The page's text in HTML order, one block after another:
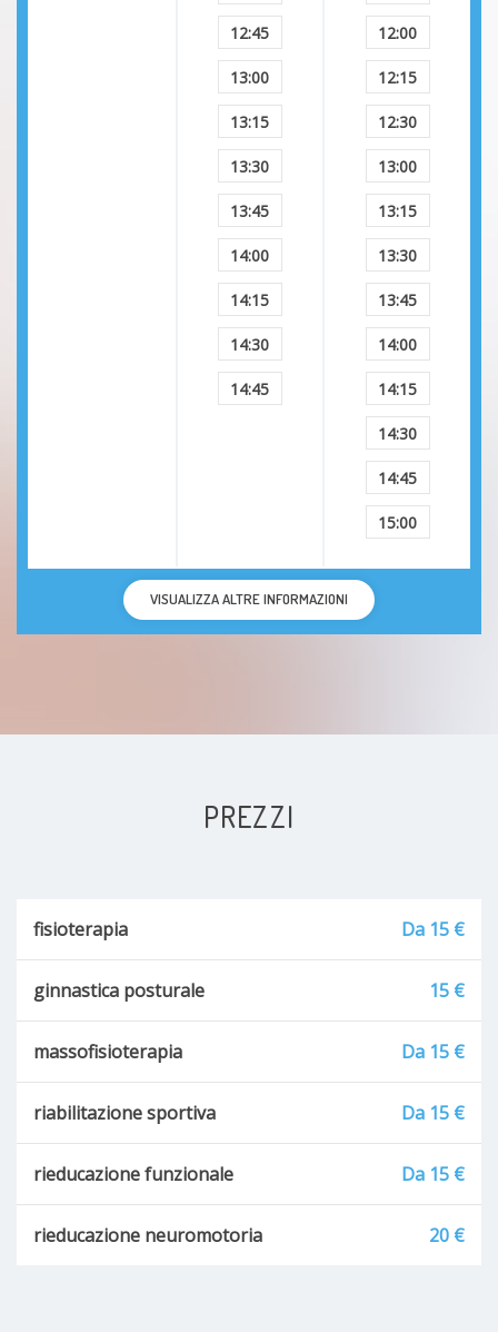
12:45
13:00
13:15
13:30
13:45
14:00
14:15
14:30
14:45
12:00
12:15
12:30
13:00
13:15
13:30
13:45
14:00
14:15
14:30
14:45
15:00
VISUALIZZA ALTRE INFORMAZIONI
PREZZI
fisioterapia Da 15 €
ginnastica posturale 15 €
massofisioterapia Da 15 €
riabilitazione sportiva Da 15 €
rieducazione funzionale Da 15 €
rieducazione neuromotoria 20 €